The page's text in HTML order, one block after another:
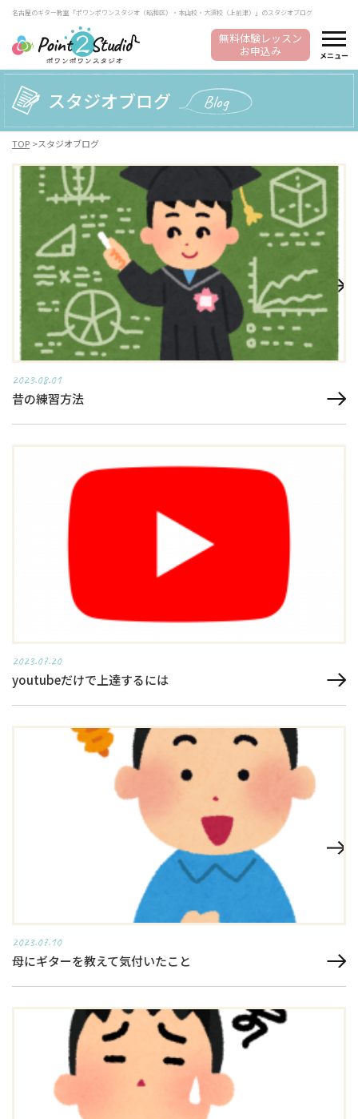
名古屋のギター教室「ポワンポワンスタジオ（昭和区）・本山校・大須校（上前津）」のスタジオブログ
メニュー
無料体験レッスン
お申込み
スタジオブログ Blog
TOP スタジオブログ
2023.08.01
昔の練習方法
2023.07.20
youtubeだけで上達するには
2023.07.10
母にギターを教えて気付いたこと